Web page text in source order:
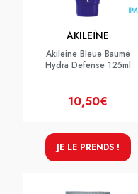
AKILEÏNE
Akileine Bleue Baume
Hydra Defense 125ml
10,50€
JE LE PRENDS !